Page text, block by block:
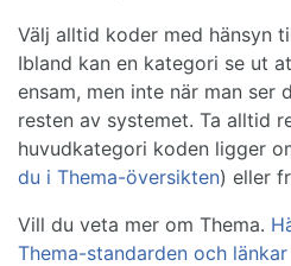
Välj alltid koder med hänsyn
Ibland kan en kategori se ut
ensam, men inte när man ser
resten av systemet. Ta alltid
huvudkategori koden ligger
du i Thema-översikten) eller
Vill du veta mer om Thema.
Thema-standarden och